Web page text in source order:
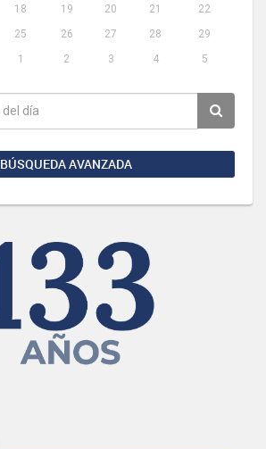
18 19 20 21
22
25 26 27 28
29
1 2 3 4 5
BÚSQUEDA AVANZADA